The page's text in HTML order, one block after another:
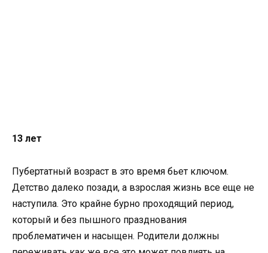
13 лет
Пубертатный возраст в это время бьет ключом.
Детство далеко позади, а взрослая жизнь все еще не
наступила. Это крайне бурно проходящий период,
который и без пышного празднования
проблематичен и насыщен. Родители должны